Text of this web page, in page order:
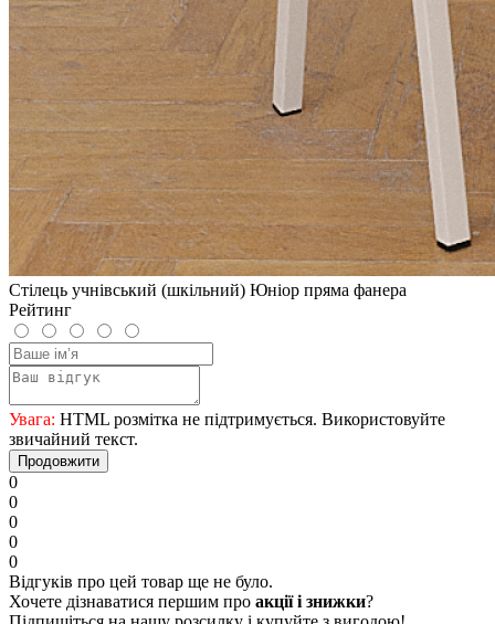
Стілець учнівський (шкільний) Юніор пряма фанера
Рейтинг
Увага: HTML розмітка не підтримується. Використовуйте
звичайний текст.
Продовжити
0
0
0
0
0
Відгуків про цей товар ще не було.
Хочете дізнаватися першим про акції і знижки?